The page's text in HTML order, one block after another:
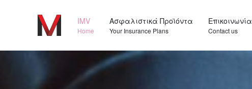
IMV
Home
Ασφαλιστικά Προϊόντα
Your Insurance Plans
Επικοινωνία
Contact us